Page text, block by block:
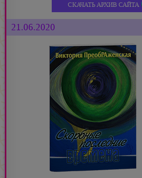
СКАЧАТЬ АРХИВ САЙТА
21.06.2020